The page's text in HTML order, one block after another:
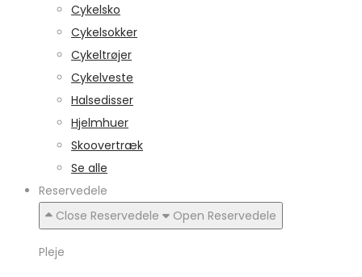
Cykelsko
Cykelsokker
Cykeltrøjer
Cykelveste
Halsedisser
Hjelmhuer
Skoovertræk
Se alle
Reservedele
Close Reservedele
Open Reservedele
Pleje